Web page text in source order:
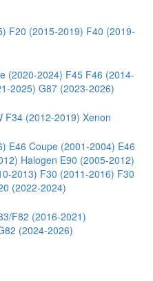
F20 (2015-2019) F40 (2019-
(2020-2024) F45 F46 (2014-
2025) G87 (2023-2026)
F34 (2012-2019) Xenon
E46 Coupe (2001-2004) E46
Halogen E90 (2005-2012)
2013) F30 (2011-2016) F30
(2022-2024)
F82 (2016-2021)
(2024-2026)